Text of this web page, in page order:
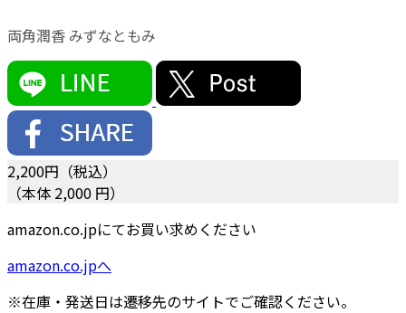
両角潤香 みずなともみ
2,200円（税込）
（本体 2,000 円）
amazon.co.jpにてお買い求めください
amazon.co.jpへ
※在庫・発送日は遷移先のサイトでご確認ください。